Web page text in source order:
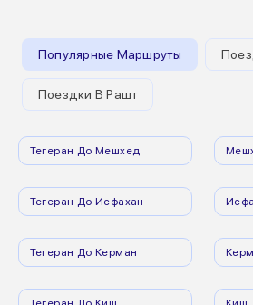
Популярные Маршруты
Поездки В Рашт
Тегеран До Мешхед
Тегеран До Исфахан
Тегеран До Керман